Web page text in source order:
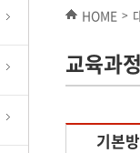
HOME >
교육과정
기본